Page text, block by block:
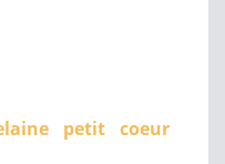
petit coeur